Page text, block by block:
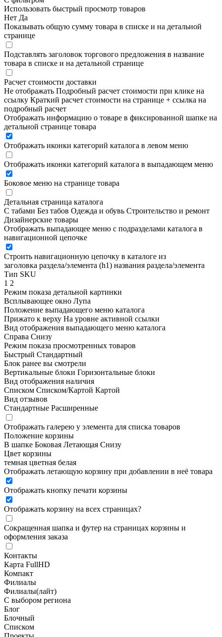
Использовать быстрый просмотр товаров
Нет Да
Показывать общую сумму товара в списке и на детальной
странице
Подставлять заголовок торгового предложения в название
товара в списке и на детальной странице
Расчет стоимости доставки
Не отображать Подробный расчет стоимости при клике на
ссылку Краткий расчет стоимости на странице + ссылка на
подробный расчет
Отображать информацию о товаре в фиксированной шапке на
детальной странице товара
Отображать иконки категорий каталога в левом меню
Отображать иконки категорий каталога в выпадающем меню
Боковое меню на странице товара
Детальная страница каталога
С табами Без табов Одежда и обувь Строительство и ремонт
Дизайнерские товары
Отображать выпадающее меню с подразделами каталога в
навигационной цепочке
Строить навигационную цепочку в каталоге из
заголовка раздела/элемента (h1) названия раздела/элемента
Тип SKU
1 2
Режим показа детальной картинки
Всплывающее окно Лупа
Положение выпадающего меню каталога
Прижато к верху На уровне активной ссылки
Вид отображения выпадающего меню каталога
Справа Снизу
Режим показа просмотренных товаров
Быстрый Стандартный
Блок ранее вы смотрели
Вертикальные блоки Горизонтальные блоки
Вид отображения наличия
Списком Списком/Картой Картой
Вид отзывов
Стандартные Расширенные
Отображать галерею у элемента для списка товаров
Положение корзины
В шапке Боковая Летающая Снизу
Цвет корзины
темная цветная белая
Отображать летающую корзину при добавлении в неё товара
Отображать кнопку печати корзины
Отображать корзину на всех страницах?
Сокращенная шапка и футер на страницах корзины и
оформления заказа
Контакты
Карта FullHD
Компакт
Филиалы
Филиалы(лайт)
С выбором региона
Блог
Блочный
Списком